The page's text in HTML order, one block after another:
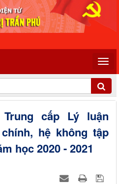
cấp Lý luận
hệ không tập
học 2020 - 2021